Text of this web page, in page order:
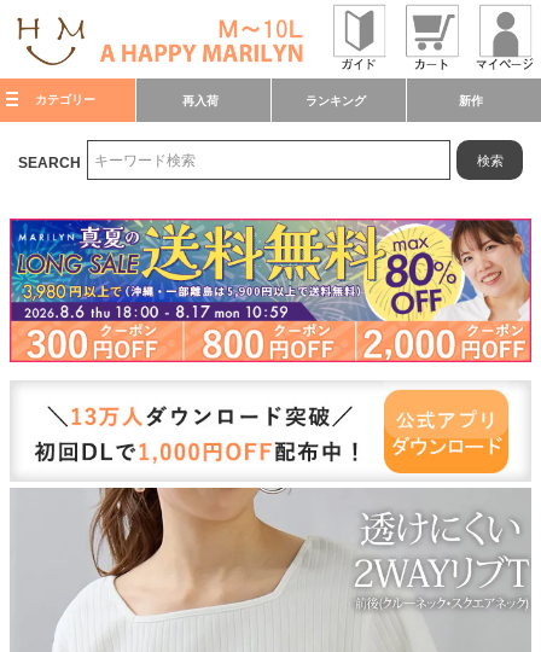
カテゴリー 再入荷 ランキング 新作
SEARCH 検索